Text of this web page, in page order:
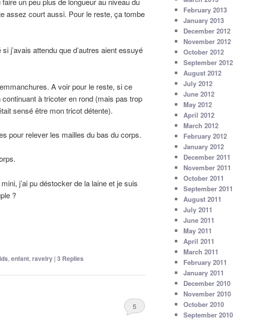
assez court aussi. Pour le reste, ça tombe
j’avais attendu que d’autres aient essuyé
A voir pour le reste, si ce
à tricoter en rond (mais pas trop
sensé être mon tricot détente).
pour relever les mailles du bas du corps.
j’ai pu déstocker de la laine et je suis
?
, enfant, ravelry | 3 Replies
5
February 2013
January 2013
December 2012
November 2012
October 2012
September 2012
August 2012
July 2012
June 2012
May 2012
April 2012
March 2012
February 2012
January 2012
December 2011
November 2011
October 2011
September 2011
August 2011
July 2011
June 2011
May 2011
April 2011
March 2011
February 2011
January 2011
December 2010
November 2010
October 2010
September 2010